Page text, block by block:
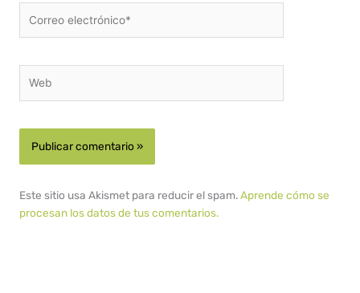
electrónico*
Este sitio usa Akismet para reducir el spam.Aprende cómo se
procesan los datos de tus comentarios.